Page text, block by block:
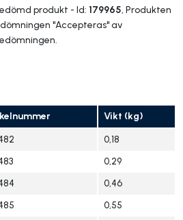
produkt - Id: 179965, Produkten
"Accepteras" av
Vikt (kg)
0,18
0,29
0,46
0,55